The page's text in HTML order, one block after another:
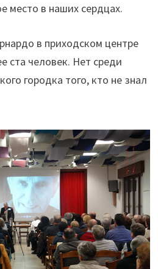
место в наших сердцах.
в приходском центре
ста человек. Нет среди
городка того, кто не знал